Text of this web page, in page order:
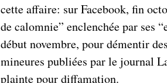
cette affaire: sur Facebook, fin
de calomnie” enclenchée par ses
début novembre, pour démentir
mineures publiées par le journal
plainte pour diffamation.